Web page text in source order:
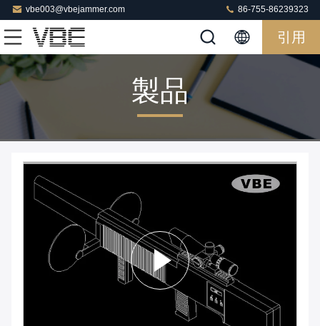
vbe003@vbejammer.com 86-755-86239323
引用
製品